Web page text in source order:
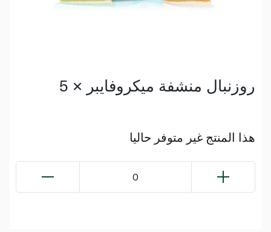
روزنبال منشفة ميكروفايبر × 5
هذا المنتج غير متوفر حاليا
0